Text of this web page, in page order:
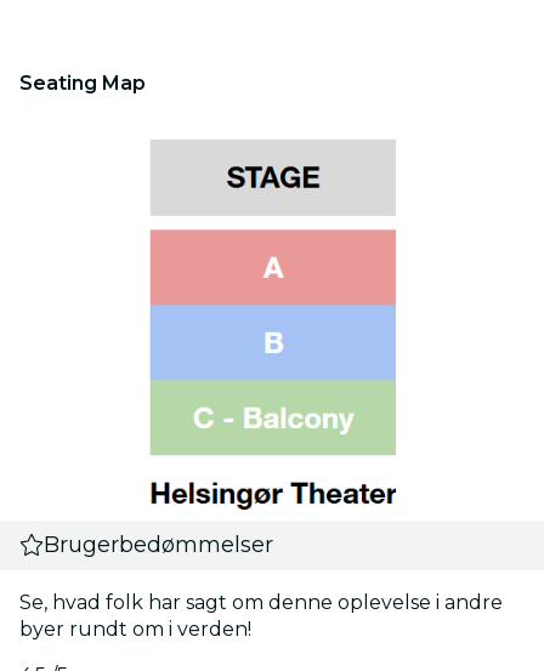
Seating Map
Brugerbedømmelser
Se, hvad folk har sagt om denne oplevelse i andre
byer rundt om i verden!